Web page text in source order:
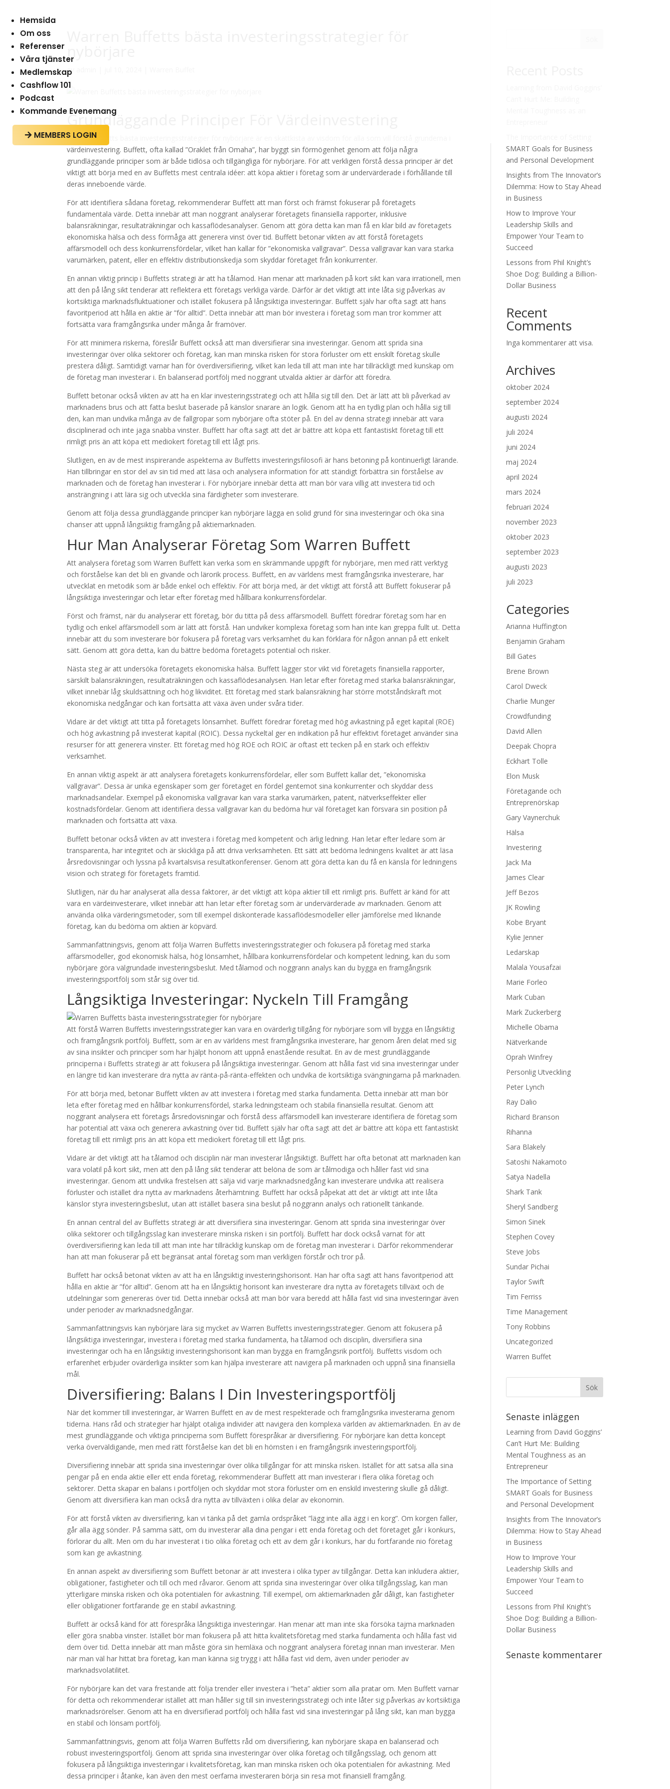
Hemsida
Om oss
Referenser
Våra tjänster
Medlemskap
Cashflow 101
Podcast
Kommande Evenemang
 MEMBERS LOGIN
av
Grundläggande Principer För Värdeinvestering
Warren Buffetts bästa investeringsstrategier för nybörjare är en skattkista av visdom för alla som vill förstå grunderna i
värdeinvestering. Buffett, ofta kallad ”Oraklet från Omaha”, har byggt sin förmögenhet genom att följa några
grundläggande principer som är både tidlösa och tillgängliga för nybörjare. För att verkligen förstå dessa principer är det
viktigt att börja med en av Buffetts mest centrala idéer: att köpa aktier i företag som är undervärderade i förhållande till
deras inneboende värde.
För att identifiera sådana företag, rekommenderar Buffett att man först och främst fokuserar på företagets
fundamentala värde. Detta innebär att man noggrant analyserar företagets finansiella rapporter, inklusive
balansräkningar, resultaträkningar och kassaflödesanalyser. Genom att göra detta kan man få en klar bild av företagets
ekonomiska hälsa och dess förmåga att generera vinst över tid. Buffett betonar vikten av att förstå företagets
affärsmodell och dess konkurrensfördelar, vilket han kallar för ”ekonomiska vallgravar”. Dessa vallgravar kan vara starka
varumärken, patent, eller en effektiv distributionskedja som skyddar företaget från konkurrenter.
En annan viktig princip i Buffetts strategi är att ha tålamod. Han menar att marknaden på kort sikt kan vara irrationell, men
att den på lång sikt tenderar att reflektera ett företags verkliga värde. Därför är det viktigt att inte låta sig påverkas av
kortsiktiga marknadsfluktuationer och istället fokusera på långsiktiga investeringar. Buffett själv har ofta sagt att hans
favoritperiod att hålla en aktie är ”för alltid”. Detta innebär att man bör investera i företag som man tror kommer att
fortsätta vara framgångsrika under många år framöver.
För att minimera riskerna, föreslår Buffett också att man diversifierar sina investeringar. Genom att sprida sina
investeringar över olika sektorer och företag, kan man minska risken för stora förluster om ett enskilt företag skulle
prestera dåligt. Samtidigt varnar han för överdiversifiering, vilket kan leda till att man inte har tillräckligt med kunskap om
de företag man investerar i. En balanserad portfölj med noggrant utvalda aktier är därför att föredra.
Buffett betonar också vikten av att ha en klar investeringsstrategi och att hålla sig till den. Det är lätt att bli påverkad av
marknadens brus och att fatta beslut baserade på känslor snarare än logik. Genom att ha en tydlig plan och hålla sig till
den, kan man undvika många av de fallgropar som nybörjare ofta stöter på. En del av denna strategi innebär att vara
disciplinerad och inte jaga snabba vinster. Buffett har ofta sagt att det är bättre att köpa ett fantastiskt företag till ett
rimligt pris än att köpa ett mediokert företag till ett lågt pris.
Slutligen, en av de mest inspirerande aspekterna av Buffetts investeringsfilosofi är hans betoning på kontinuerligt lärande.
Han tillbringar en stor del av sin tid med att läsa och analysera information för att ständigt förbättra sin förståelse av
marknaden och de företag han investerar i. För nybörjare innebär detta att man bör vara villig att investera tid och
ansträngning i att lära sig och utveckla sina färdigheter som investerare.
Genom att följa dessa grundläggande principer kan nybörjare lägga en solid grund för sina investeringar och öka sina
chanser att uppnå långsiktig framgång på aktiemarknaden.
Hur Man Analyserar Företag Som Warren Buffett
Att analysera företag som Warren Buffett kan verka som en skrämmande uppgift för nybörjare, men med rätt verktyg
och förståelse kan det bli en givande och lärorik process. Buffett, en av världens mest framgångsrika investerare, har
utvecklat en metodik som är både enkel och effektiv. För att börja med, är det viktigt att förstå att Buffett fokuserar på
långsiktiga investeringar och letar efter företag med hållbara konkurrensfördelar.
Först och främst, när du analyserar ett företag, bör du titta på dess affärsmodell. Buffett föredrar företag som har en
tydlig och enkel affärsmodell som är lätt att förstå. Han undviker komplexa företag som han inte kan greppa fullt ut. Detta
innebär att du som investerare bör fokusera på företag vars verksamhet du kan förklara för någon annan på ett enkelt
sätt. Genom att göra detta, kan du bättre bedöma företagets potential och risker.
Nästa steg är att undersöka företagets ekonomiska hälsa. Buffett lägger stor vikt vid företagets finansiella rapporter,
särskilt balansräkningen, resultaträkningen och kassaflödesanalysen. Han letar efter företag med starka balansräkningar,
vilket innebär låg skuldsättning och hög likviditet. Ett företag med stark balansräkning har större motståndskraft mot
ekonomiska nedgångar och kan fortsätta att växa även under svåra tider.
Vidare är det viktigt att titta på företagets lönsamhet. Buffett föredrar företag med hög avkastning på eget kapital (ROE)
och hög avkastning på investerat kapital (ROIC). Dessa nyckeltal ger en indikation på hur effektivt företaget använder sina
resurser för att generera vinster. Ett företag med hög ROE och ROIC är oftast ett tecken på en stark och effektiv
verksamhet.
En annan viktig aspekt är att analysera företagets konkurrensfördelar, eller som Buffett kallar det, ”ekonomiska
vallgravar”. Dessa är unika egenskaper som ger företaget en fördel gentemot sina konkurrenter och skyddar dess
marknadsandelar. Exempel på ekonomiska vallgravar kan vara starka varumärken, patent, nätverkseffekter eller
kostnadsfördelar. Genom att identifiera dessa vallgravar kan du bedöma hur väl företaget kan försvara sin position på
marknaden och fortsätta att växa.
Buffett betonar också vikten av att investera i företag med kompetent och ärlig ledning. Han letar efter ledare som är
transparenta, har integritet och är skickliga på att driva verksamheten. Ett sätt att bedöma ledningens kvalitet är att läsa
årsredovisningar och lyssna på kvartalsvisa resultatkonferenser. Genom att göra detta kan du få en känsla för ledningens
vision och strategi för företagets framtid.
Slutligen, när du har analyserat alla dessa faktorer, är det viktigt att köpa aktier till ett rimligt pris. Buffett är känd för att
vara en värdeinvesterare, vilket innebär att han letar efter företag som är undervärderade av marknaden. Genom att
använda olika värderingsmetoder, som till exempel diskonterade kassaflödesmodeller eller jämförelse med liknande
företag, kan du bedöma om aktien är köpvärd.
Sammanfattningsvis, genom att följa Warren Buffetts investeringsstrategier och fokusera på företag med starka
affärsmodeller, god ekonomisk hälsa, hög lönsamhet, hållbara konkurrensfördelar och kompetent ledning, kan du som
nybörjare göra välgrundade investeringsbeslut. Med tålamod och noggrann analys kan du bygga en framgångsrik
investeringsportfölj som står sig över tid.
Långsiktiga Investeringar: Nyckeln Till Framgång
Att förstå Warren Buffetts investeringsstrategier kan vara en ovärderlig tillgång för nybörjare som vill bygga en långsiktig
och framgångsrik portfölj. Buffett, som är en av världens mest framgångsrika investerare, har genom åren delat med sig
av sina insikter och principer som har hjälpt honom att uppnå enastående resultat. En av de mest grundläggande
principerna i Buffetts strategi är att fokusera på långsiktiga investeringar. Genom att hålla fast vid sina investeringar under
en längre tid kan investerare dra nytta av ränta-på-ränta-effekten och undvika de kortsiktiga svängningarna på marknaden.
För att börja med, betonar Buffett vikten av att investera i företag med starka fundamenta. Detta innebär att man bör
leta efter företag med en hållbar konkurrensfördel, starka ledningsteam och stabila finansiella resultat. Genom att
noggrant analysera ett företags årsredovisningar och förstå dess affärsmodell kan investerare identifiera de företag som
har potential att växa och generera avkastning över tid. Buffett själv har ofta sagt att det är bättre att köpa ett fantastiskt
företag till ett rimligt pris än att köpa ett mediokert företag till ett lågt pris.
Vidare är det viktigt att ha tålamod och disciplin när man investerar långsiktigt. Buffett har ofta betonat att marknaden kan
vara volatil på kort sikt, men att den på lång sikt tenderar att belöna de som är tålmodiga och håller fast vid sina
investeringar. Genom att undvika frestelsen att sälja vid varje marknadsnedgång kan investerare undvika att realisera
förluster och istället dra nytta av marknadens återhämtning. Buffett har också påpekat att det är viktigt att inte låta
känslor styra investeringsbeslut, utan att istället basera sina beslut på noggrann analys och rationellt tänkande.
En annan central del av Buffetts strategi är att diversifiera sina investeringar. Genom att sprida sina investeringar över
olika sektorer och tillgångsslag kan investerare minska risken i sin portfölj. Buffett har dock också varnat för att
överdiversifiering kan leda till att man inte har tillräcklig kunskap om de företag man investerar i. Därför rekommenderar
han att man fokuserar på ett begränsat antal företag som man verkligen förstår och tror på.
Buffett har också betonat vikten av att ha en långsiktig investeringshorisont. Han har ofta sagt att hans favoritperiod att
hålla en aktie är ”för alltid”. Genom att ha en långsiktig horisont kan investerare dra nytta av företagets tillväxt och de
utdelningar som genereras över tid. Detta innebär också att man bör vara beredd att hålla fast vid sina investeringar även
under perioder av marknadsnedgångar.
Sammanfattningsvis kan nybörjare lära sig mycket av Warren Buffetts investeringsstrategier. Genom att fokusera på
långsiktiga investeringar, investera i företag med starka fundamenta, ha tålamod och disciplin, diversifiera sina
investeringar och ha en långsiktig investeringshorisont kan man bygga en framgångsrik portfölj. Buffetts visdom och
erfarenhet erbjuder ovärderliga insikter som kan hjälpa investerare att navigera på marknaden och uppnå sina finansiella
mål.
Diversifiering: Balans I Din Investeringsportfölj
När det kommer till investeringar, är Warren Buffett en av de mest respekterade och framgångsrika investerarna genom
tiderna. Hans råd och strategier har hjälpt otaliga individer att navigera den komplexa världen av aktiemarknaden. En av de
mest grundläggande och viktiga principerna som Buffett förespråkar är diversifiering. För nybörjare kan detta koncept
verka överväldigande, men med rätt förståelse kan det bli en hörnsten i en framgångsrik investeringsportfölj.
Diversifiering innebär att sprida sina investeringar över olika tillgångar för att minska risken. Istället för att satsa alla sina
pengar på en enda aktie eller ett enda företag, rekommenderar Buffett att man investerar i flera olika företag och
sektorer. Detta skapar en balans i portföljen och skyddar mot stora förluster om en enskild investering skulle gå dåligt.
Genom att diversifiera kan man också dra nytta av tillväxten i olika delar av ekonomin.
För att förstå vikten av diversifiering, kan vi tänka på det gamla ordspråket ”lägg inte alla ägg i en korg”. Om korgen faller,
går alla ägg sönder. På samma sätt, om du investerar alla dina pengar i ett enda företag och det företaget går i konkurs,
förlorar du allt. Men om du har investerat i tio olika företag och ett av dem går i konkurs, har du fortfarande nio företag
som kan ge avkastning.
En annan aspekt av diversifiering som Buffett betonar är att investera i olika typer av tillgångar. Detta kan inkludera aktier,
obligationer, fastigheter och till och med råvaror. Genom att sprida sina investeringar över olika tillgångsslag, kan man
ytterligare minska risken och öka potentialen för avkastning. Till exempel, om aktiemarknaden går dåligt, kan fastigheter
eller obligationer fortfarande ge en stabil avkastning.
Buffett är också känd för att förespråka långsiktiga investeringar. Han menar att man inte ska försöka tajma marknaden
eller göra snabba vinster. Istället bör man fokusera på att hitta kvalitetsföretag med starka fundamenta och hålla fast vid
dem över tid. Detta innebär att man måste göra sin hemläxa och noggrant analysera företag innan man investerar. Men
när man väl har hittat bra företag, kan man känna sig trygg i att hålla fast vid dem, även under perioder av
marknadsvolatilitet.
För nybörjare kan det vara frestande att följa trender eller investera i ”heta” aktier som alla pratar om. Men Buffett varnar
för detta och rekommenderar istället att man håller sig till sin investeringsstrategi och inte låter sig påverkas av kortsiktiga
marknadsrörelser. Genom att ha en diversifierad portfölj och hålla fast vid sina investeringar på lång sikt, kan man bygga
en stabil och lönsam portfölj.
Sammanfattningsvis, genom att följa Warren Buffetts råd om diversifiering, kan nybörjare skapa en balanserad och
robust investeringsportfölj. Genom att sprida sina investeringar över olika företag och tillgångsslag, och genom att
fokusera på långsiktiga investeringar i kvalitetsföretag, kan man minska risken och öka potentialen för avkastning. Med
dessa principer i åtanke, kan även den mest oerfarna investeraren börja sin resa mot finansiell framgång.
SMART Goals for Business
and Personal Development
Insights from The Innovator’s
Dilemma: How to Stay Ahead
in Business
How to Improve Your
Leadership Skills and
Empower Your Team to
Succeed
Lessons from Phil Knight’s
Shoe Dog: Building a Billion-
Dollar Business
Recent
Comments
Inga kommentarer att visa.
Archives
oktober 2024
september 2024
augusti 2024
juli 2024
juni 2024
maj 2024
april 2024
mars 2024
februari 2024
november 2023
oktober 2023
september 2023
augusti 2023
juli 2023
Categories
Arianna Huffington
Benjamin Graham
Bill Gates
Brene Brown
Carol Dweck
Charlie Munger
Crowdfunding
David Allen
Deepak Chopra
Eckhart Tolle
Elon Musk
Företagande och
Entreprenörskap
Gary Vaynerchuk
Hälsa
Investering
Jack Ma
James Clear
Jeff Bezos
JK Rowling
Kobe Bryant
Kylie Jenner
Ledarskap
Malala Yousafzai
Marie Forleo
Mark Cuban
Mark Zuckerberg
Michelle Obama
Nätverkande
Oprah Winfrey
Personlig Utveckling
Peter Lynch
Ray Dalio
Richard Branson
Rihanna
Sara Blakely
Satoshi Nakamoto
Satya Nadella
Shark Tank
Sheryl Sandberg
Simon Sinek
Stephen Covey
Steve Jobs
Sundar Pichai
Taylor Swift
Tim Ferriss
Time Management
Tony Robbins
Uncategorized
Warren Buffet
Senaste inläggen
Learning from David Goggins’
Can’t Hurt Me: Building
Mental Toughness as an
Entrepreneur
The Importance of Setting
SMART Goals for Business
and Personal Development
Insights from The Innovator’s
Dilemma: How to Stay Ahead
in Business
How to Improve Your
Leadership Skills and
Empower Your Team to
Succeed
Lessons from Phil Knight’s
Shoe Dog: Building a Billion-
Dollar Business
Senaste kommentarer